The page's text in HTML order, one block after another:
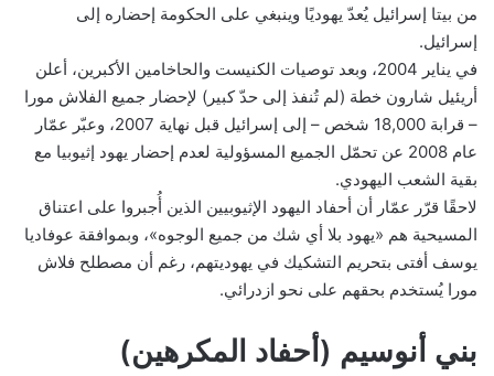
من بيتا إسرائيل يُعدّ يهوديًا وينبغي على الحكومة إحضاره إلى
إسرائيل.
في يناير 2004، وبعد توصيات الكنيست والحاخامين الأكبرين، أعلن
أريئيل شارون خطة (لم تُنفذ إلى حدّ كبير) لإحضار جميع الفلاش مورا
– قرابة 18,000 شخص – إلى إسرائيل قبل نهاية 2007، وعبّر عمّار
عام 2008 عن تحمّل الجميع المسؤولية لعدم إحضار يهود إثيوبيا مع
بقية الشعب اليهودي.
لاحقًا قرّر عمّار أن أحفاد اليهود الإثيوبيين الذين أُجبروا على اعتناق
المسيحية هم «يهود بلا أي شك من جميع الوجوه»، وبموافقة عوفاديا
يوسف أفتى بتحريم التشكيك في يهوديتهم، رغم أن مصطلح فلاش
مورا يُستخدم بحقهم على نحو ازدرائي.
بني أنوسيم (أحفاد المكرهين)